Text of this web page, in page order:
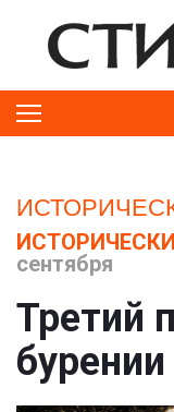
сентября
Третий
бурении